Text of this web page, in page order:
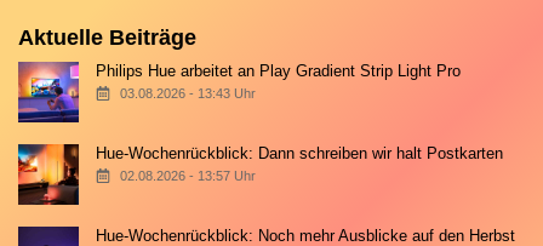
Aktuelle Beiträge
Philips Hue arbeitet an Play Gradient Strip Light Pro
03.08.2026 - 13:43 Uhr
Hue-Wochenrückblick: Dann schreiben wir halt Postkarten
02.08.2026 - 13:57 Uhr
Hue-Wochenrückblick: Noch mehr Ausblicke auf den Herbst